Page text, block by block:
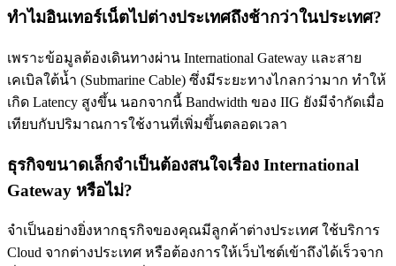
ทำไมอินเทอร์เน็ตไปต่างประเทศถึงช้ากว่าในประเทศ?
เพราะข้อมูลต้องเดินทางผ่าน International Gateway และสาย
เคเบิลใต้น้ำ (Submarine Cable) ซึ่งมีระยะทางไกลกว่ามาก ทำให้
เกิด Latency สูงขึ้น นอกจากนี้ Bandwidth ของ IIG ยังมีจำกัดเมื่อ
เทียบกับปริมาณการใช้งานที่เพิ่มขึ้นตลอดเวลา
ธุรกิจขนาดเล็กจำเป็นต้องสนใจเรื่อง International
Gateway หรือไม่?
จำเป็นอย่างยิ่งหากธุรกิจของคุณมีลูกค้าต่างประเทศ ใช้บริการ
Cloud จากต่างประเทศ หรือต้องการให้เว็บไซต์เข้าถึงได้เร็วจาก